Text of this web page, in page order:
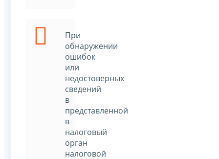
При
обнаружении
ошибок
или
недостоверных
сведений
в
представленной
в
налоговый
орган
налоговой